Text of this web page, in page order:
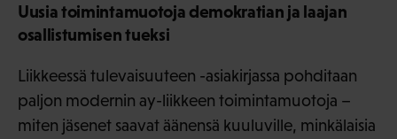
Uusia toimintamuotoja demokratian ja laajan
osallistumisen tueksi
Liikkeessä tulevaisuuteen -asiakirjassa pohditaan
paljon modernin ay-liikkeen toimintamuotoja –
miten jäsenet saavat äänensä kuuluville, minkälaisia